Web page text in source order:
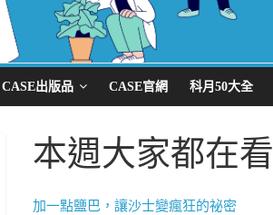
CASE出版品 CASE官網 科月50大全
本週大家都在看
加一點鹽巴，讓沙士變瘋狂的祕密